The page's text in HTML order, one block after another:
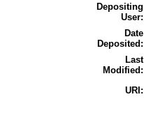
Depositing
User:
Date
Deposited:
Last
Modified:
URI: